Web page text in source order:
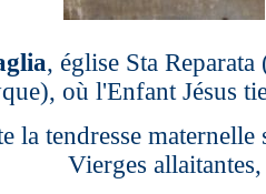
, église Sta
où l'Enfant Jésus
la tendresse maternelle
Vierges allaitantes,